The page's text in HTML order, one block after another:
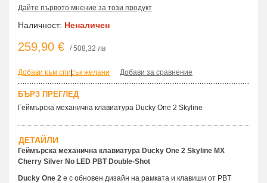
Дайте първото мнение за този продукт
Наличност: Неналичен
259,90 € / 508,32 лв
Добави към списък желани
| Добави за сравнение
БЪРЗ ПРЕГЛЕД
Геймърскa механична клавиатура Ducky One 2 Skyline
ДЕТАЙЛИ
Геймърска механична клавиатура Ducky One 2 Skyline MX
Cherry Silver No LED PBT Double-Shot
Ducky One 2 е с обновен дизайн на рамката и клавиши от PBT